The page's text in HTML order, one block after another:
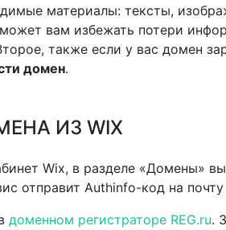
материалы: тексты,
вам избежать потери
также если у вас домен
домен.
ИЗ WIX
Wix, в разделе «Домены»
отправит Authinfo-код на почту
доменном регистраторе REG.ru.